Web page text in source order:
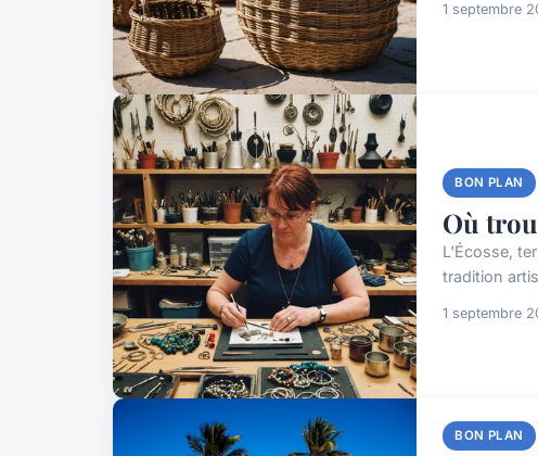
1 septembre
BON PLAN
Où
L'Écosse,
tradition
1 septembre
BON PLAN